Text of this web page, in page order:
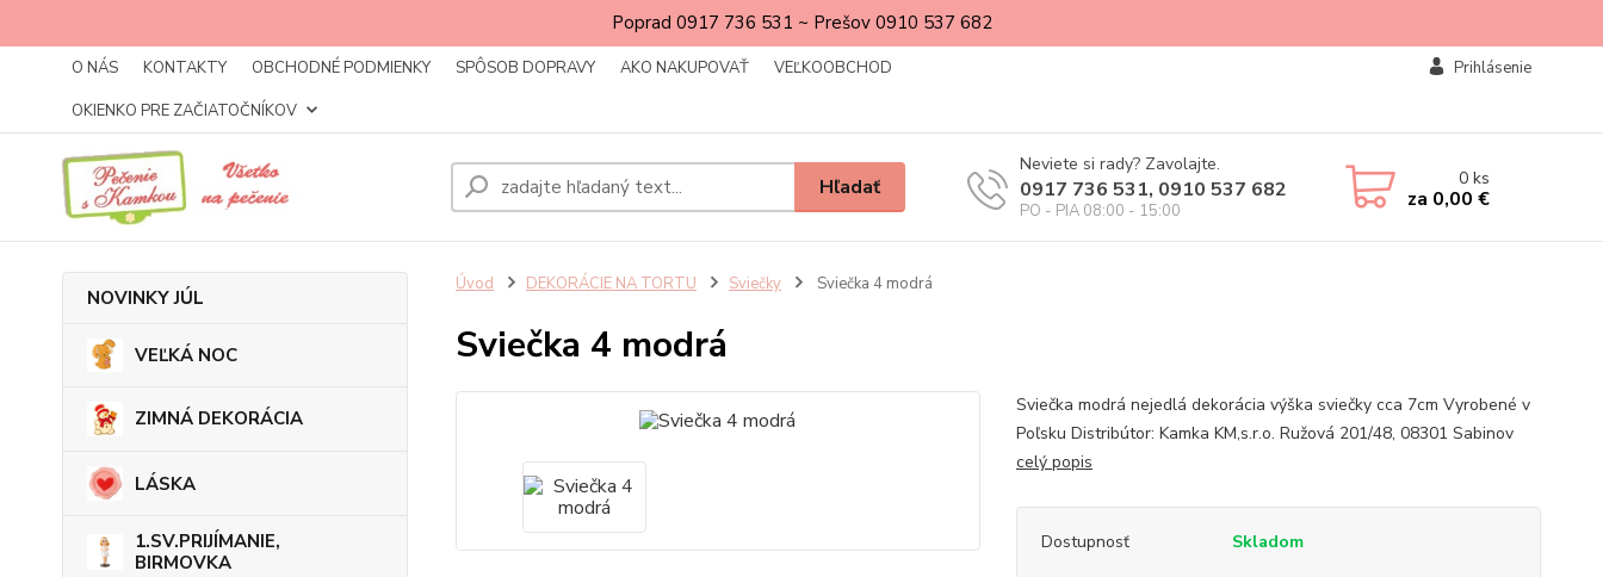
Poprad 0917 736 531 ~ Prešov 0910 537 682
O NÁS KONTAKTY OBCHODNÉ PODMIENKY SPÔSOB DOPRAVY AKO NAKUPOVAŤ
VEĽKOOBCHOD
OKIENKO PRE ZAČIATOČNÍKOV
Prihlásenie
Hľadať
Neviete si rady? Zavolajte.
0917 736 531, 0910 537 682
PO - PIA 08:00 - 15:00
0ks
za 0,00 €
NOVINKY JÚL
VEĽKÁ NOC
ZIMNÁ DEKORÁCIA
LÁSKA
1.SV.PRIJÍMANIE,
BIRMOVKA
Úvod DEKORÁCIE NA TORTU Sviečky Sviečka 4 modrá
Sviečka 4 modrá
Sviečka modrá nejedlá dekorácia výška sviečky cca 7cm Vyrobené v
Poľsku Distribútor: Kamka KM,s.r.o. Ružová 201/48, 08301 Sabinov
celý popis
Dostupnosť Skladom